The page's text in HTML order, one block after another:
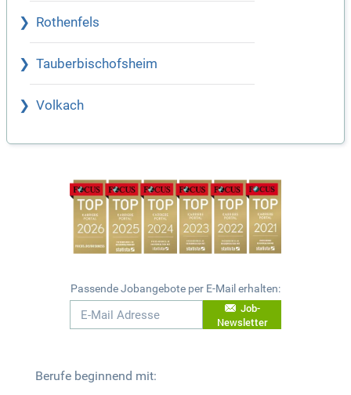
Rothenfels
Tauberbischofsheim
Volkach
Passende Jobangebote per E-Mail erhalten:
Job-
Newsletter
Berufe beginnend mit: